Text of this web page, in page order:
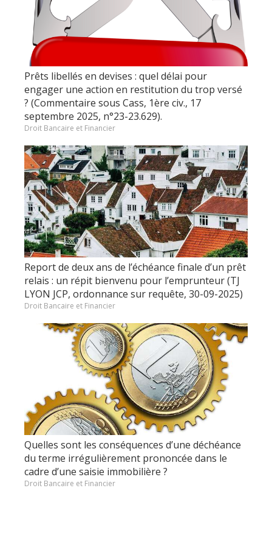
Prêts libellés en devises : quel délai pour
engager une action en restitution du trop versé
? (Commentaire sous Cass, 1ère civ., 17
septembre 2025, n°23-23.629).
Droit Bancaire et Financier
Report de deux ans de l’échéance finale d’un prêt
relais : un répit bienvenu pour l’emprunteur (TJ
LYON JCP, ordonnance sur requête, 30-09-2025)
Droit Bancaire et Financier
Quelles sont les conséquences d’une déchéance
du terme irrégulièrement prononcée dans le
cadre d’une saisie immobilière ?
Droit Bancaire et Financier